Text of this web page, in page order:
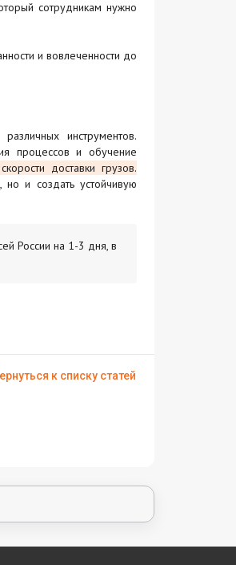
сотрудникам нужно
и вовлеченности до
инструментов.
процессов и обучение
доставки грузов.
но и создать устойчивую
России на 1-3 дня, в
к списку статей